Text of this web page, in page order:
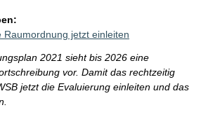
jetzt einleiten
2021 sieht bis 2026 eine
vor. Damit das rechtzeitig
jetzt die Evaluierung einleiten und das